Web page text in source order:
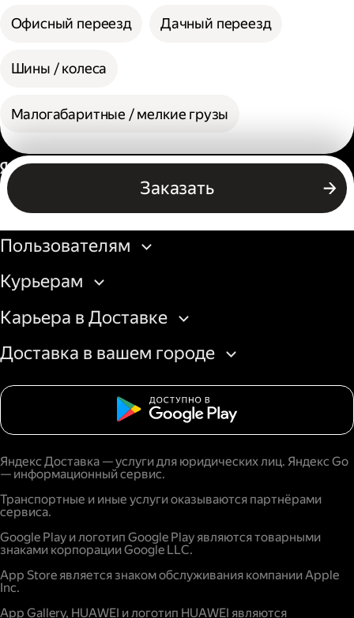
Офисный переезд Дачный переезд
Шины / колеса
Малогабаритные / мелкие грузы
Заказать
Россия
Бизнесу
Пользователям
Курьерам
Карьера в Доставке
Доставка в вашем городе
Яндекс Доставка — услуги для юридических лиц. Яндекс Go
— информационный сервис.
Транспортные и иные услуги оказываются партнёрами
сервиса.
Google Play и логотип Google Play являются товарными
знаками корпорации Google LLC.
App Store является знаком обслуживания компании Apple
Inc.
App Gallery, HUAWEI и логотип HUAWEI являются